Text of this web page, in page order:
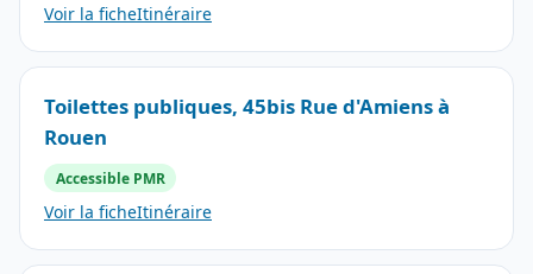
Voir la ficheItinéraire
Toilettes publiques, 45bis Rue d'Amiens à
Rouen
Accessible PMR
Voir la ficheItinéraire